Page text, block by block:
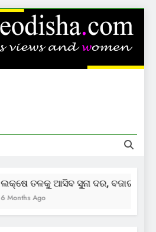
ଲକ୍ଷେ ତଳକୁ ଆସିବ ସୁନା ଦର, ବଜାର
6 Months Ago